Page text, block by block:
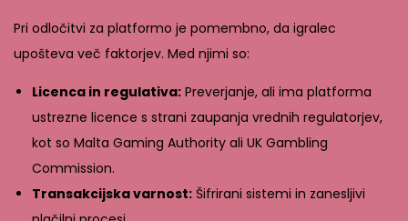
Pri odločitvi za platformo je pomembno, da igralec
upošteva več faktorjev. Med njimi so:
Licenca in regulativa: Preverjanje, ali ima platforma
ustrezne licence s strani zaupanja vrednih regulatorjev,
kot so Malta Gaming Authority ali UK Gambling
Commission.
Transakcijska varnost: Šifrirani sistemi in zanesljivi